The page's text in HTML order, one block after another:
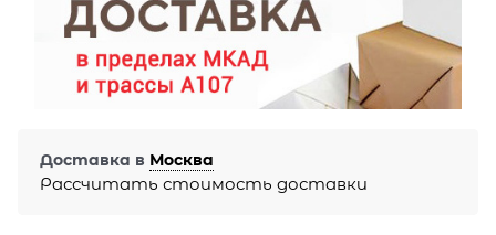
Доставка в Москва
Рассчитать стоимость доставки